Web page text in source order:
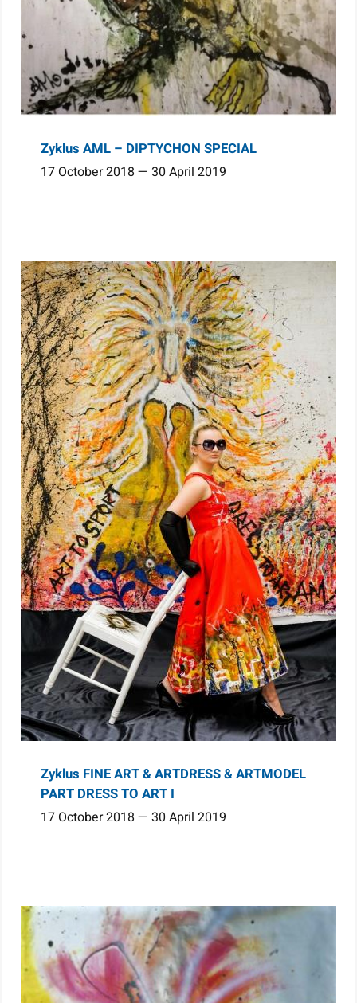
Zyklus AML – DIPTYCHON SPECIAL
17 October 2018 — 30 April 2019
Zyklus FINE ART & ARTDRESS & ARTMODEL
PART DRESS TO ART I
17 October 2018 — 30 April 2019